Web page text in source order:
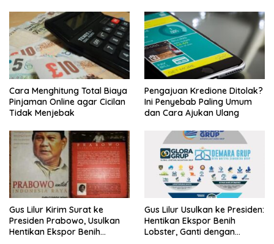
Cara Menghitung Total Biaya
Pinjaman Online agar Cicilan
Tidak Menjebak
Pengajuan Kredione Ditolak?
Ini Penyebab Paling Umum
dan Cara Ajukan Ulang
Gus Lilur Kirim Surat ke
Presiden Prabowo, Usulkan
Hentikan Ekspor Benih
Gus Lilur Usulkan ke Presiden:
Hentikan Ekspor Benih
Lobster, Ganti dengan